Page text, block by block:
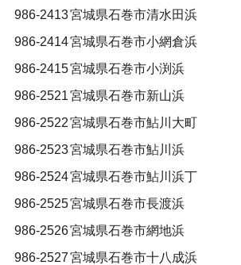
986-2413宮城県石巻市清水田浜
986-2414宮城県石巻市小網倉浜
986-2415宮城県石巻市小渕浜
986-2521宮城県石巻市新山浜
986-2522宮城県石巻市鮎川大町
986-2523宮城県石巻市鮎川浜
986-2524宮城県石巻市鮎川浜丁
986-2525宮城県石巻市長渡浜
986-2526宮城県石巻市網地浜
986-2527宮城県石巻市十八成浜